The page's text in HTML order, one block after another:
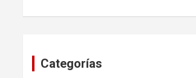
Categorías